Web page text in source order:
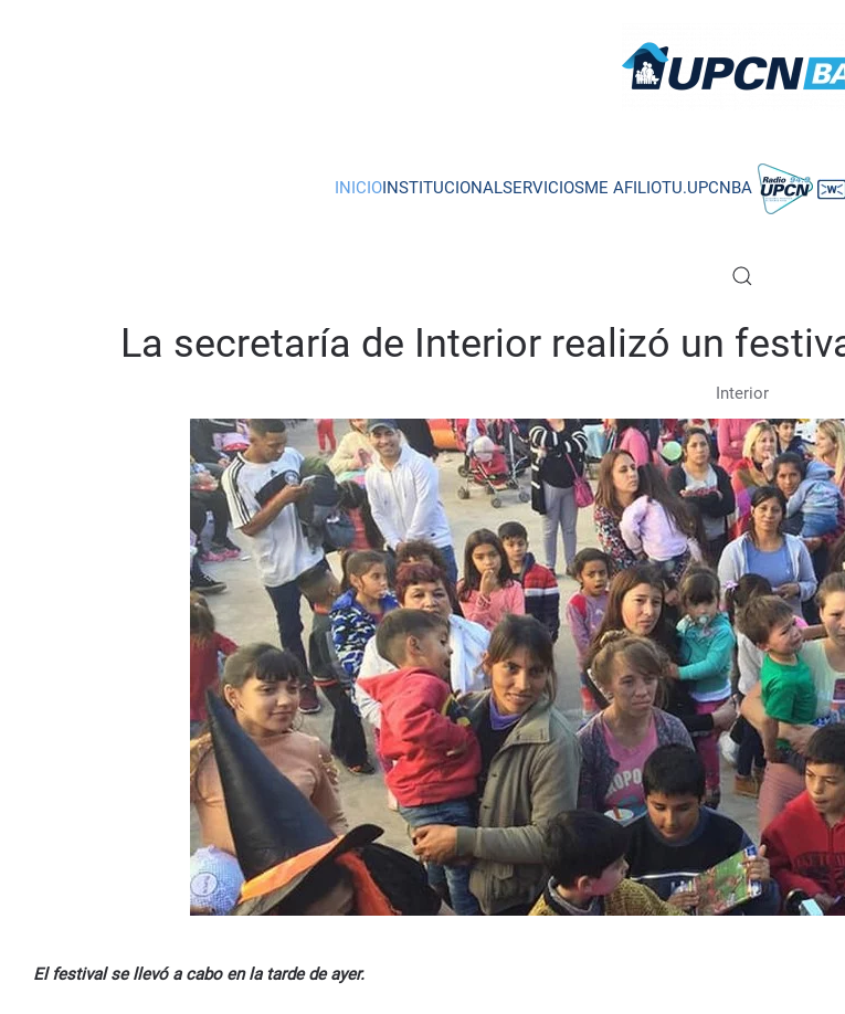
INICIOINSTITUCIONALSERVICIOSME AFILIOTU.UPCNBA
La secretaría de Interior realizó un
Interior
El festival se llevó a cabo en la tarde de ayer.